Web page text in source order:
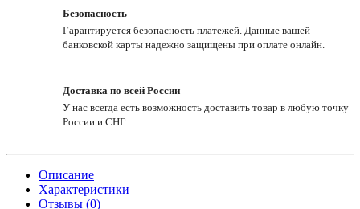
Безопасность
Гарантируется безопасность платежей. Данные вашей
банковской карты надежно защищены при оплате онлайн.
Доставка по всей России
У нас всегда есть возможность доставить товар в любую точку
России и СНГ.
Описание
Характеристики
Отзывы (0)